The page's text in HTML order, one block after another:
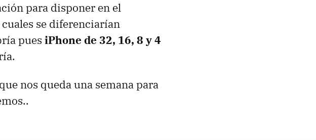
para disponer en el
se diferenciarían
pues iPhone de 32, 16, 8 y 4
nos queda una semana para